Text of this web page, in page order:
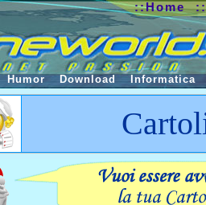
::Home
Humor Download Informatica